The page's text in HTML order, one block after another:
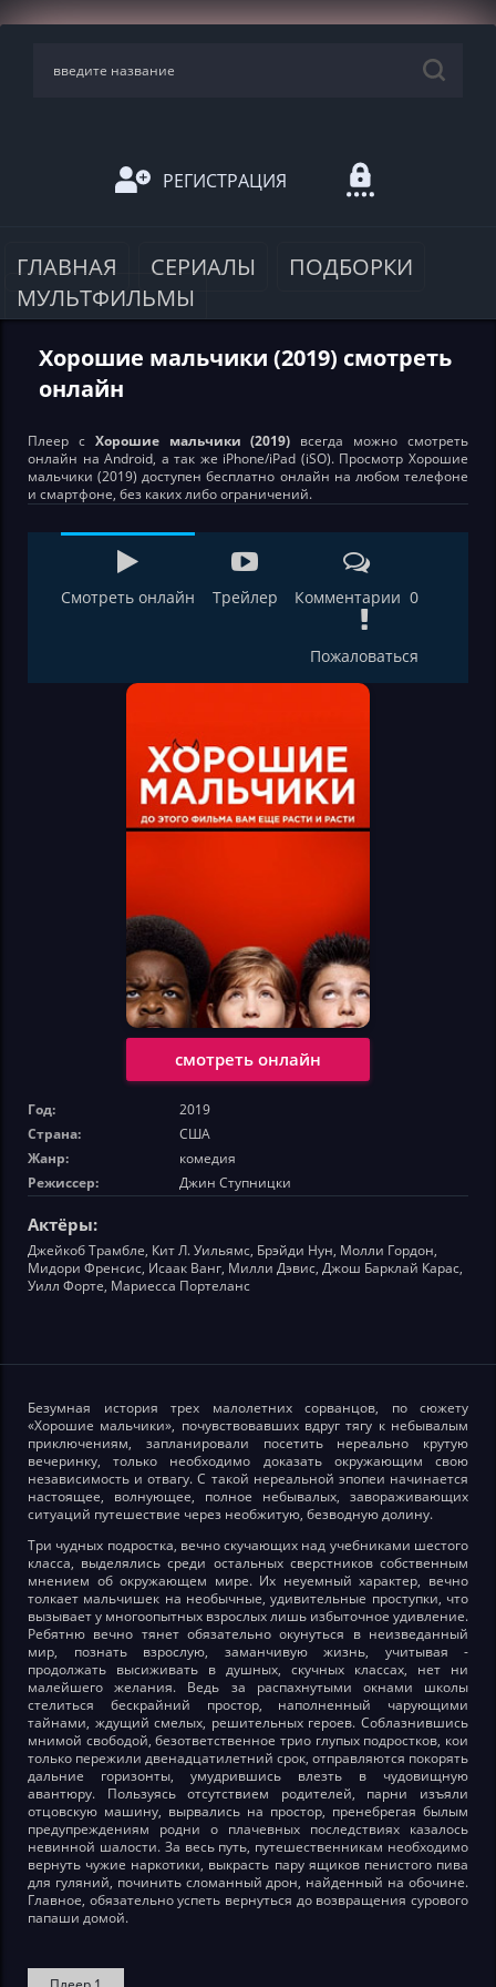
РЕГИСТРАЦИЯ
ГЛАВНАЯ СЕРИАЛЫ
ПОДБОРКИ
МУЛЬТФИЛЬМЫ
Хорошие мальчики (2019) смотреть
онлайн
Плеер с Хорошие мальчики (2019) всегда можно смотреть
онлайн на Android, а так же iPhone/iPad (iSO). Просмотр Хорошие
мальчики (2019) доступен бесплатно онлайн на любом телефоне
и смартфоне, без каких либо ограничений.
Смотреть онлайн Трейлер Комментарии 0
Пожаловаться
смотреть онлайн
Год:
2019
Страна:
США
Жанр:
комедия
Режиссер:
Джин Ступницки
Актёры:
Джейкоб Трамбле, Кит Л. Уильямс, Брэйди Нун, Молли Гордон,
Мидори Френсис, Исаак Ванг, Милли Дэвис, Джош Барклай Карас,
Уилл Форте, Мариесса Портеланс
Безумная история трех малолетних сорванцов, по сюжету
«Хорошие мальчики», почувствовавших вдруг тягу к небывалым
приключениям, запланировали посетить нереально крутую
вечеринку, только необходимо доказать окружающим свою
независимость и отвагу. С такой нереальной эпопеи начинается
настоящее, волнующее, полное небывалых, завораживающих
ситуаций путешествие через необжитую, безводную долину.
Три чудных подростка, вечно скучающих над учебниками шестого
класса, выделялись среди остальных сверстников собственным
мнением об окружающем мире. Их неуемный характер, вечно
толкает мальчишек на необычные, удивительные проступки, что
вызывает у многоопытных взрослых лишь избыточное удивление.
Ребятню вечно тянет обязательно окунуться в неизведанный
мир, познать взрослую, заманчивую жизнь, учитывая -
продолжать высиживать в душных, скучных классах, нет ни
малейшего желания. Ведь за распахнутыми окнами школы
стелиться бескрайний простор, наполненный чарующими
тайнами, ждущий смелых, решительных героев. Соблазнившись
мнимой свободой, безответственное трио глупых подростков, кои
только пережили двенадцатилетний срок, отправляются покорять
дальние горизонты, умудрившись влезть в чудовищную
авантюру. Пользуясь отсутствием родителей, парни изъяли
отцовскую машину, вырвались на простор, пренебрегая былым
предупреждениям родни о плачевных последствиях казалось
невинной шалости. За весь путь, путешественникам необходимо
вернуть чужие наркотики, выкрасть пару ящиков пенистого пива
для гуляний, починить сломанный дрон, найденный на обочине.
Главное, обязательно успеть вернуться до возвращения сурового
папаши домой.